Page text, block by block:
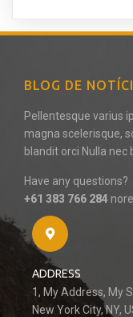
BLOG DE
Pellentesque varius
magna scelerisque,
blandit orci Nulla nec
Have any questions?
+61 383 766 284
ADDRESS
1, My Address, My
New York City, NY,